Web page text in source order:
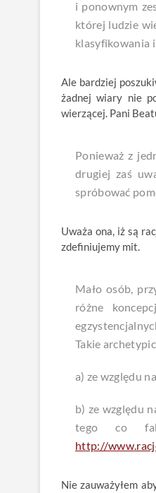
i ponownym
której ludzie
klasyfikowania i
Ale bardziej
żadnej wiary nie
wierzącej. Pani
Ponieważ z
drugiej zaś
spróbować
Uważa ona, iż są
zdefiniujemy mit.
Mało osób,
różne
Takie
a) ze względu
b) ze względu
tego co
http://
Nie zauważyłem